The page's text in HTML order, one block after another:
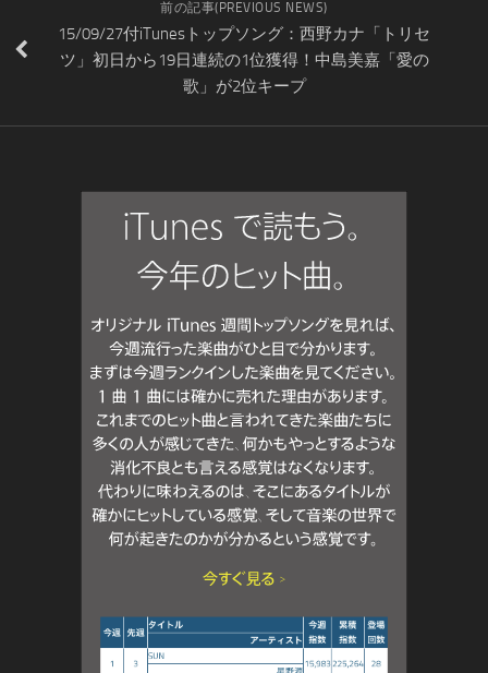
前の記事(PREVIOUS NEWS)
15/09/27付iTunesトップソング：西野カナ「トリセ
ツ」初日から19日連続の1位獲得！中島美嘉「愛の
歌」が2位キープ